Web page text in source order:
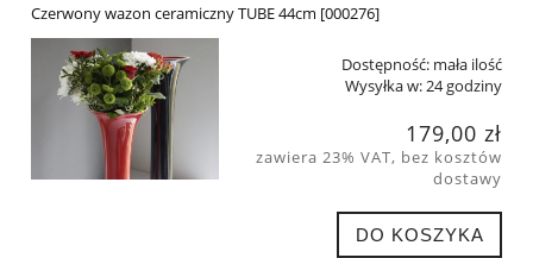
Czerwony wazon ceramiczny TUBE 44cm [000276]
Dostępność: mała ilość
Wysyłka w:24 godziny
179,00 zł
zawiera 23% VAT, bez kosztów
dostawy
DO KOSZYKA